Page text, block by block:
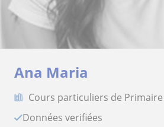
Ana Maria
Cours particuliers de Primaire
Données verifiées